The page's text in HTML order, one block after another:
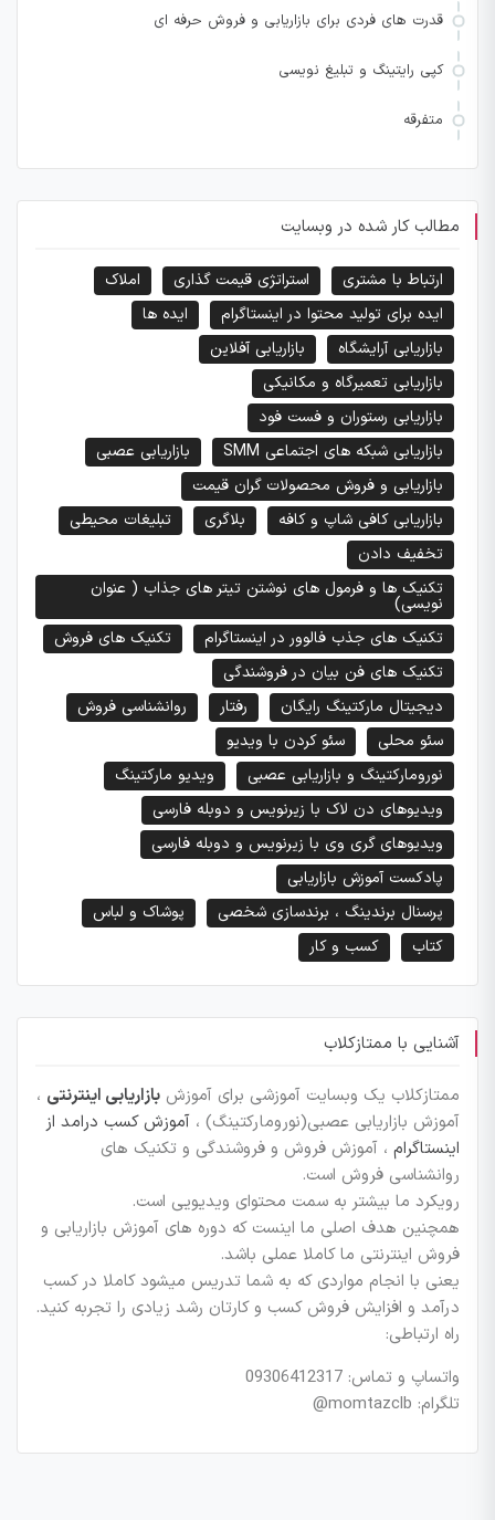
قدرت های فردی برای بازاریابی و فروش حرفه ای
کپی رایتینگ و تبلیغ نویسی
متفرقه
مطالب کار شده در وبسایت
ارتباط با مشتری استراتژی قیمت گذاری
املاک
ایده برای تولید محتوا در اینستاگرام
ایده ها
بازاریابی آرایشگاه
بازاریابی آفلاین
بازاریابی تعمیرگاه و مکانیکی
بازاریابی رستوران و فست فود
بازاریابی شبکه های اجتماعی SMM
بازاریابی عصبی
بازاریابی و فروش محصولات گران قیمت
بازاریابی کافی شاپ و کافه
بلاگری
تبلیغات محیطی
تخفیف دادن
تکنیک ها و فرمول های نوشتن تیتر های جذاب ( عنوان
نویسی)
تکنیک های جذب فالوور در اینستاگرام
تکنیک های فروش
تکنیک های فن بیان در فروشندگی
دیجیتال مارکتینگ رایگان
رفتار
روانشناسی فروش
سئو محلی
سئو کردن با ویدیو
نورومارکتینگ و بازاریابی عصبی
ویدیو مارکتینگ
ویدیوهای دن لاک با زیرنویس و دوبله فارسی
ویدیوهای گری وی با زیرنویس و دوبله فارسی
پادکست آموزش بازاریابی
پرسنال برندینگ ، برندسازی شخصی
پوشاک و لباس
کتاب
کسب و کار
آشنایی با ممتازکلاب
ممتازکلاب یک وبسایت آموزشی برای آموزش بازاریابی اینترنتی ،
آموزش بازاریابی عصبی(نورومارکتینگ) ، آموزش کسب درامد از
اینستاگرام ، آموزش فروش و فروشندگی و تکنیک های
روانشناسی فروش است.
رویکرد ما بیشتر به سمت محتوای ویدیویی است.
همچنین هدف اصلی ما اینست که دوره های آموزش بازاریابی و
فروش اینترنتی ما کاملا عملی باشد.
یعنی با انجام مواردی که به شما تدریس میشود کاملا در کسب
درآمد و افزایش فروش کسب و کارتان رشد زیادی را تجربه کنید.
راه ارتباطی:
واتساپ و تماس: 09306412317
تلگرام: momtazclb@